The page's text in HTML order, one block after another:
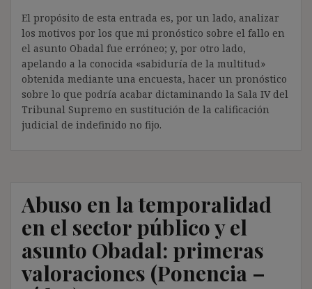
El propósito de esta entrada es, por un lado, analizar
los motivos por los que mi pronóstico sobre el fallo en
el asunto Obadal fue erróneo; y, por otro lado,
apelando a la conocida «sabiduría de la multitud»
obtenida mediante una encuesta, hacer un pronóstico
sobre lo que podría acabar dictaminando la Sala IV del
Tribunal Supremo en sustitución de la calificación
judicial de indefinido no fijo.
Abuso en la temporalidad
en el sector público y el
asunto Obadal: primeras
valoraciones (Ponencia –